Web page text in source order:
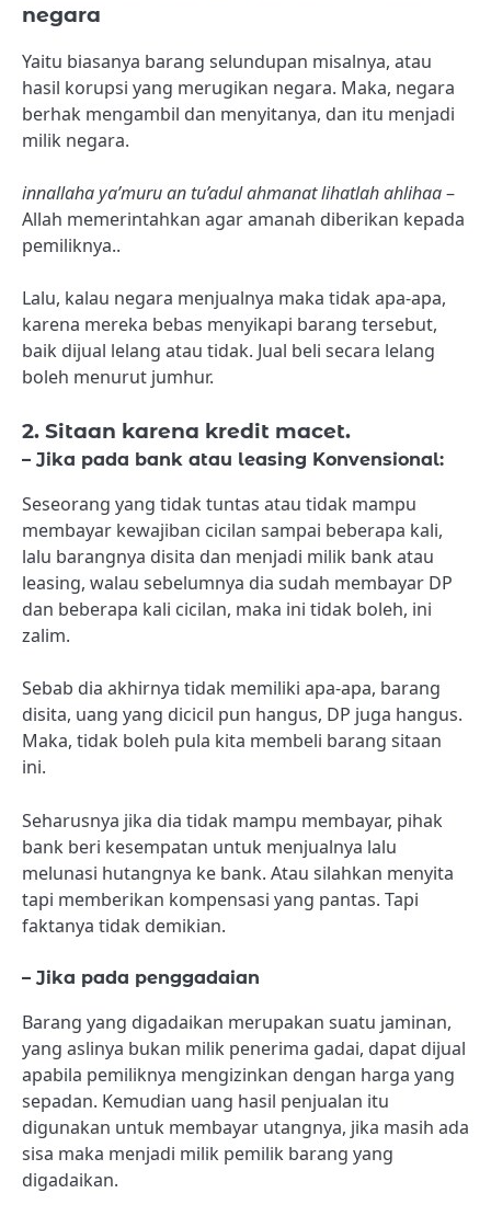
negara
Yaitu biasanya barang selundupan misalnya, atau
hasil korupsi yang merugikan negara. Maka, negara
berhak mengambil dan menyitanya, dan itu menjadi
milik negara.
innallaha ya’muru an tu’adul ahmanat lihatlah ahlihaa–
Allah memerintahkan agar amanah diberikan kepada
pemiliknya..
Lalu, kalau negara menjualnya maka tidak apa-apa,
karena mereka bebas menyikapi barang tersebut,
baik dijual lelang atau tidak. Jual beli secara lelang
boleh menurut jumhur.
2. Sitaan karena kredit macet.
– Jika pada bank atau leasing Konvensional:
Seseorang yang tidak tuntas atau tidak mampu
membayar kewajiban cicilan sampai beberapa kali,
lalu barangnya disita dan menjadi milik bank atau
leasing, walau sebelumnya dia sudah membayar DP
dan beberapa kali cicilan, maka ini tidak boleh, ini
zalim.
Sebab dia akhirnya tidak memiliki apa-apa, barang
disita, uang yang dicicil pun hangus, DP juga hangus.
Maka, tidak boleh pula kita membeli barang sitaan
ini.
Seharusnya jika dia tidak mampu membayar, pihak
bank beri kesempatan untuk menjualnya lalu
melunasi hutangnya ke bank. Atau silahkan menyita
tapi memberikan kompensasi yang pantas. Tapi
faktanya tidak demikian.
– Jika pada penggadaian
Barang yang digadaikan merupakan suatu jaminan,
yang aslinya bukan milik penerima gadai, dapat dijual
apabila pemiliknya mengizinkan dengan harga yang
sepadan. Kemudian uang hasil penjualan itu
digunakan untuk membayar utangnya, jika masih ada
sisa maka menjadi milik pemilik barang yang
digadaikan.